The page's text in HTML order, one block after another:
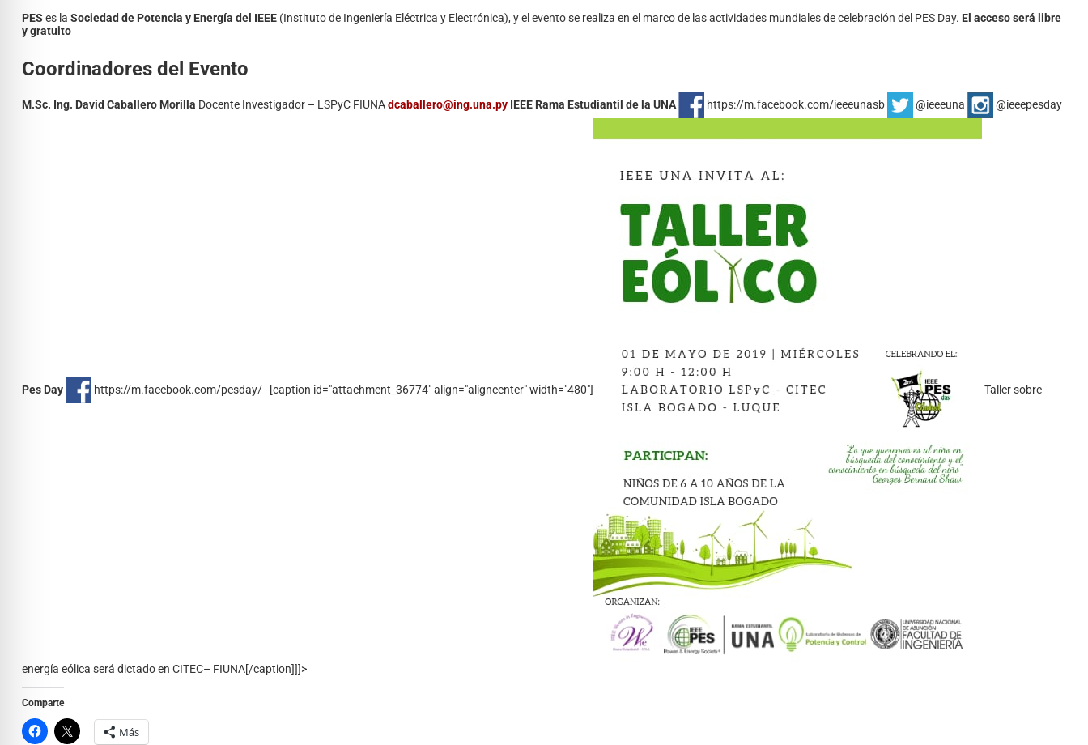
PES es la Sociedad de Potencia y Energía del IEEE (Instituto de Ingeniería Eléctrica y Electrónica), y el evento se realiza en el marco de las actividades mundiales de celebración del PES Day. El acceso será libre
y gratuito
Coordinadores del Evento
M.Sc. Ing. David Caballero Morilla Docente Investigador – LSPyC FIUNAdcaballero@ing.una.py IEEE Rama Estudiantil de la UNA https://m.facebook.com/ieeeunasb @ieeeuna @ieeepesday
Pes Day https://m.facebook.com/pesday/ [caption id="attachment_36774" align="aligncenter" width="480"] Taller sobre
energía eólica será dictado en CITEC– FIUNA[/caption]]]>
Comparte
Más